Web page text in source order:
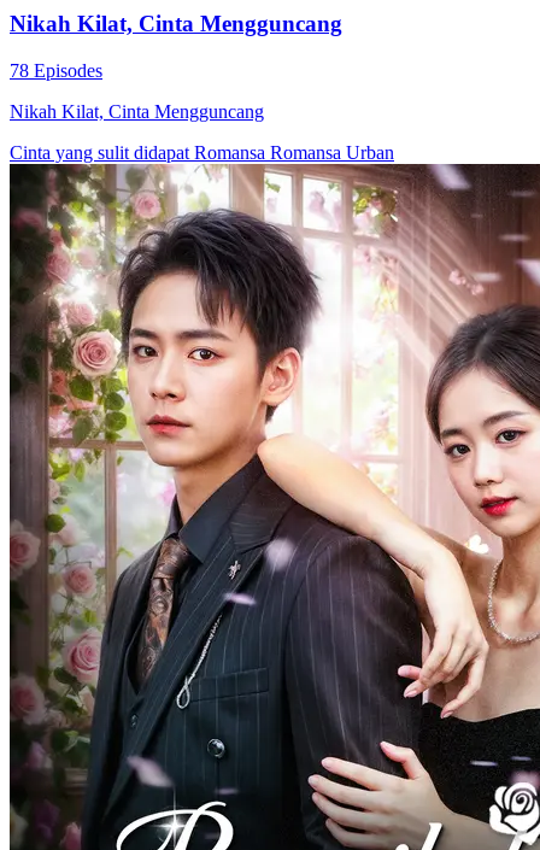
Nikah Kilat Sama CEO
80 Episodes
Rani dan Rama menikah karena perjodohan dan kesalahpahaman,
lalu saling sembunyikan identitas. Saat rahasia terungkap, mereka
bersatu menghadapi musuh dan ungkap misteri kematian keluarga.
Rani ditemukan sebagai putri konglomerat Negara A. Setelah
berbagai konflik dan intrik, mereka nikah, dan para penjahat terima
balasan.
Cinta Setelah Pernikahan
RomansaRomansa Urban